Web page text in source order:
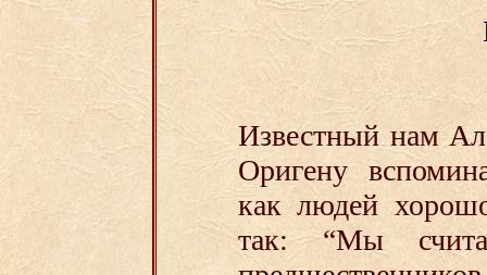
Известный нам
Оригену
как людей
так: “Мы